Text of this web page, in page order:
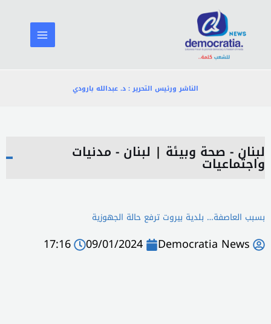
المحتوى
الناشر ورئيس التحرير : د. عبدالله بارودي
لبنان - صحة وبيئة | لبنان - مدنيات
واجتماعيات
بسبب العاصفة… بلدية بيروت ترفع حالة الجهوزية
Democratia News
09/01/2024
17:16